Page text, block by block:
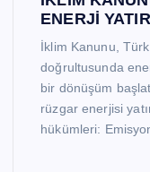
ENERJİ
İklim Kanunu,
doğrultusunda
bir dönüşüm
rüzgar enerjisi
hükümleri: